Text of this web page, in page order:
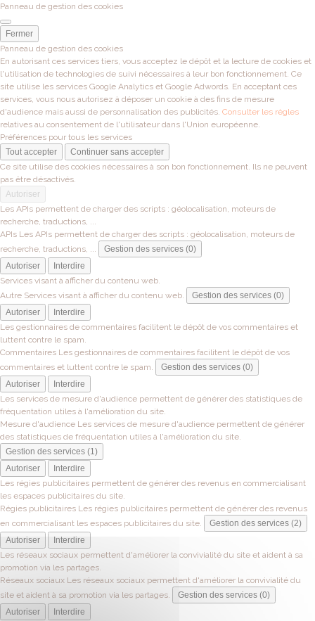
Panneau de gestion des cookies
Fermer
Panneau de gestion des cookies
En autorisant ces services tiers, vous acceptez le dépôt et la lecture de cookies et
l'utilisation de technologies de suivi nécessaires à leur bon fonctionnement. Ce
site utilise les services Google Analytics et Google Adwords. En acceptant ces
services, vous nous autorisez à déposer un cookie à des fins de mesure
d'audience mais aussi de personnalisation des publicités. Consulter les règles
relatives au consentement de l'utilisateur dans l'Union européenne.
Préférences pour tous les services
Tout accepter
Continuer sans accepter
Ce site utilise des cookies nécessaires à son bon fonctionnement. Ils ne peuvent
pas être désactivés.
Autoriser
Les APIs permettent de charger des scripts : géolocalisation, moteurs de
recherche, traductions, ...
APIs Les APIs permettent de charger des scripts : géolocalisation, moteurs de
recherche, traductions, ...
Gestion des services (0)
Autoriser
Interdire
Services visant à afficher du contenu web.
Autre Services visant à afficher du contenu web.
Gestion des services (0)
Autoriser
Interdire
Les gestionnaires de commentaires facilitent le dépôt de vos commentaires et
luttent contre le spam.
Commentaires Les gestionnaires de commentaires facilitent le dépôt de vos
commentaires et luttent contre le spam.
Gestion des services (0)
Autoriser
Interdire
Les services de mesure d'audience permettent de générer des statistiques de
fréquentation utiles à l'amélioration du site.
Mesure d'audience Les services de mesure d'audience permettent de générer
des statistiques de fréquentation utiles à l'amélioration du site.
Gestion des services (1)
Autoriser
Interdire
Les régies publicitaires permettent de générer des revenus en commercialisant
les espaces publicitaires du site.
Régies publicitaires Les régies publicitaires permettent de générer des revenus
en commercialisant les espaces publicitaires du site.
Gestion des services (2)
Autoriser
Interdire
Les réseaux sociaux permettent d'améliorer la convivialité du site et aident à sa
promotion via les partages.
Réseaux sociaux Les réseaux sociaux permettent d'améliorer la convivialité du
site et aident à sa promotion via les partages.
Gestion des services (0)
Autoriser
Interdire